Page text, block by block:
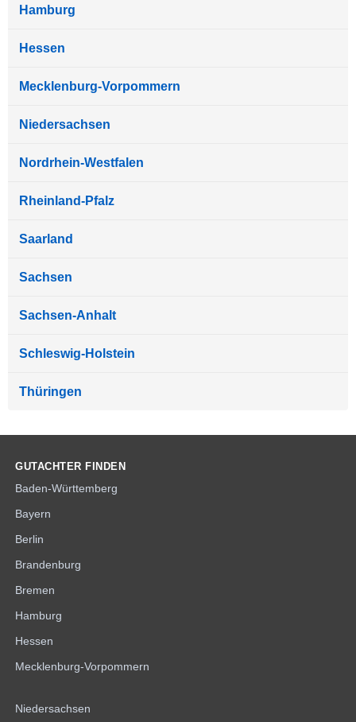
Hamburg
Hessen
Mecklenburg-Vorpommern
Niedersachsen
Nordrhein-Westfalen
Rheinland-Pfalz
Saarland
Sachsen
Sachsen-Anhalt
Schleswig-Holstein
Thüringen
GUTACHTER FINDEN
Baden-Württemberg
Bayern
Berlin
Brandenburg
Bremen
Hamburg
Hessen
Mecklenburg-Vorpommern
Niedersachsen